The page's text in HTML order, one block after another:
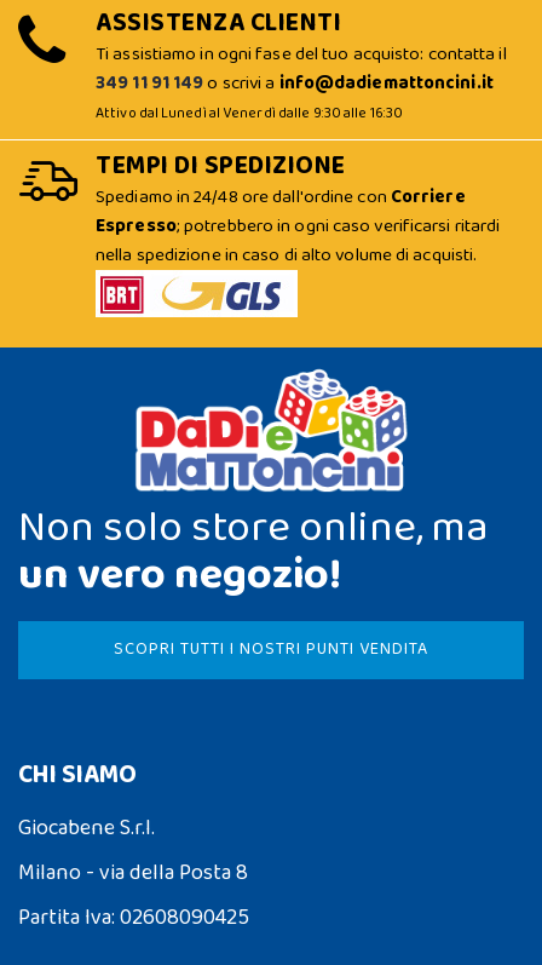
ASSISTENZA CLIENTI
Ti assistiamo in ogni fase del tuo acquisto: contatta il
349 11 91 149o scrivi a info@dadiemattoncini.it
Attivo dal Lunedì al Venerdì dalle 9:30 alle 16:30
TEMPI DI SPEDIZIONE
Spediamo in 24/48 ore dall'ordine con Corriere
Espresso; potrebbero in ogni caso verificarsi ritardi
nella spedizione in caso di alto volume di acquisti.
Non solo store online, ma
un vero negozio!
SCOPRI TUTTI I NOSTRI PUNTI VENDITA
CHI SIAMO
Giocabene S.r.l.
Milano - via della Posta 8
Partita Iva: 02608090425